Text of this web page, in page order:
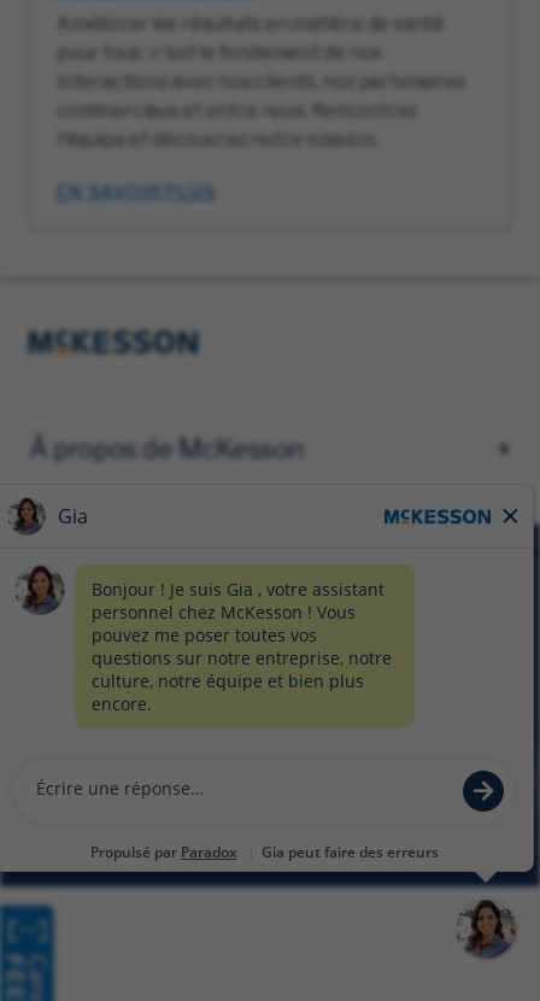
Améliorer les résultats en matière de santé
pour tous : c'est le fondement de nos
interactions avec nos clients, nos partenaires
commerciaux et entre nous. Rencontrez
l'équipe et découvrez notre mission.
EN SAVOIR PLUS
À propos de McKesson
AVIS DE CONFIDENTIALITÉ
FORMULAIRE DE CONFIDENTIALITÉ
PRÉFÉRENCES EN MATIÈRE DE TÉMOINS
PLAN DU SITE
FacebookLinkedIn